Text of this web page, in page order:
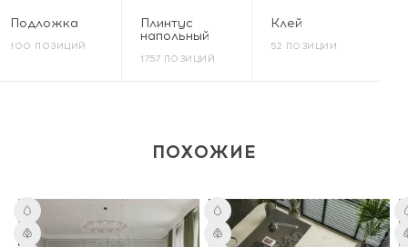
Подложка
100 ПОЗИЦИЙ
Плинтус
напольный
1757 ПОЗИЦИЙ
Клей
52 ПОЗИЦИИ
ПОХОЖИЕ